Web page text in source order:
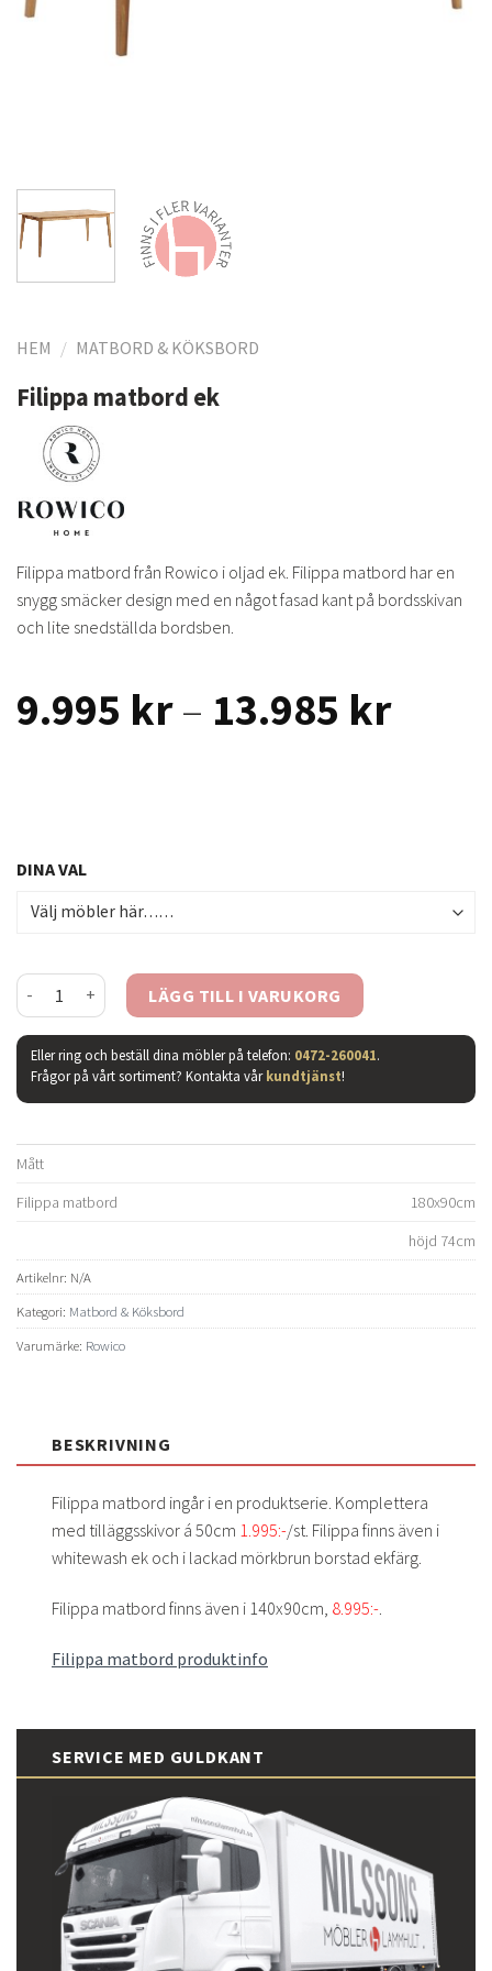
HEM / MATBORD & KÖKSBORD
Filippa matbord ek
Filippa matbord från Rowico i oljad ek. Filippa matbord har en
snygg smäcker design med en något fasad kant på bordsskivan
och lite snedställda bordsben.
9.995 kr – 13.985 kr
DINA VAL
Filippa matbord ek mängdLÄGG TILL I VARUKORG
Eller ring och beställ dina möbler på telefon: 0472-260041.
Frågor på vårt sortiment? Kontakta vårkundtjänst!
Mått
Filippa matbord
180x90cm
höjd 74cm
Artikelnr: N/A
Kategori: Matbord & Köksbord
Varumärke: Rowico
BESKRIVNING
Filippa matbord ingår i en produktserie. Komplettera
med tilläggsskivor á 50cm 1.995:-/st. Filippa finns även i
whitewash ek och i lackad mörkbrun borstad ekfärg.
Filippa matbord finns även i 140x90cm, 8.995:-.
Filippa matbord produktinfo
SERVICE MED GULDKANT